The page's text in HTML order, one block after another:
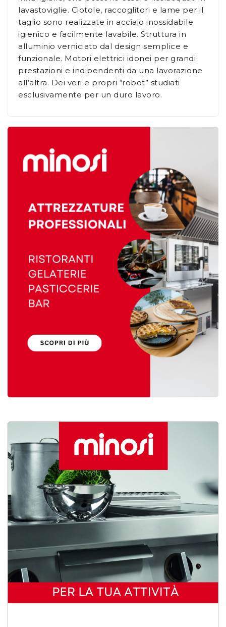
lavastoviglie. Ciotole, raccoglitori e lame per il
taglio sono realizzate in acciaio inossidabile
igienico e facilmente lavabile. Struttura in
alluminio verniciato dal design semplice e
funzionale. Motori elettrici idonei per grandi
prestazioni e indipendenti da una lavorazione
all’altra. Dei veri e propri “robot” studiati
esclusivamente per un duro lavoro.